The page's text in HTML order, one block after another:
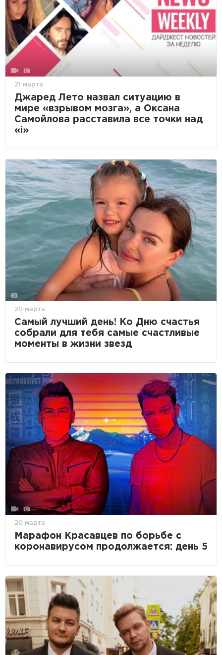
21 марта
Джаред Лето назвал ситуацию в
мире «взрывом мозга», а Оксана
Самойлова расставила все точки над
«i»
20 марта
Самый лучший день! Ко Дню счастья
собрали для тебя самые счастливые
моменты в жизни звезд
20 марта
Марафон Красавцев по борьбе с
коронавирусом продолжается: день 5